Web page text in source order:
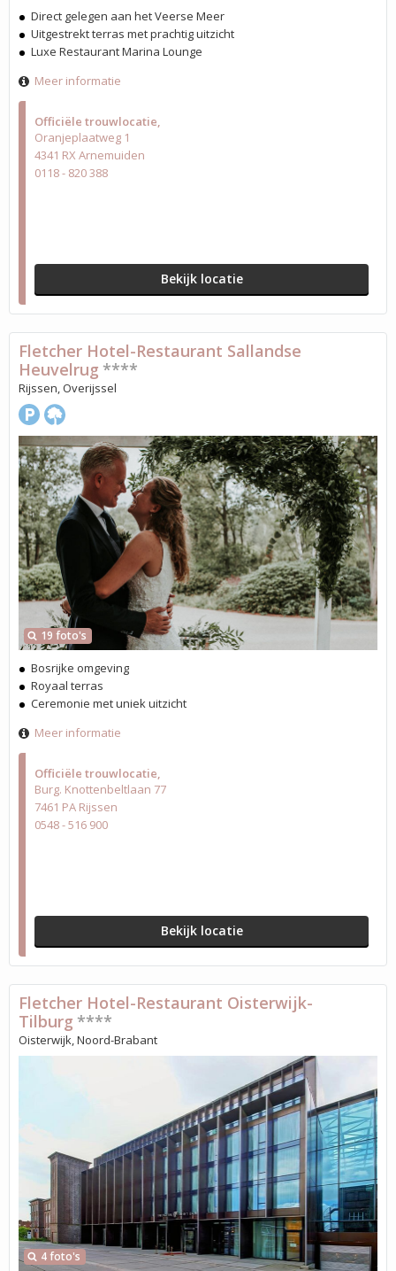
Officiële trouwlocatie
Oranjeplaatweg 1
4341 RX Arnemuiden
0118 - 820 388
Bekijk locatie
Direct gelegen aan het Veerse Meer
Uitgestrekt terras met prachtig uitzicht
Luxe Restaurant Marina Lounge
Meer informatie
Officiële trouwlocatie
Burg. Knottenbeltlaan 77
7461 PA Rijssen
0548 - 516 900
Bekijk locatie
19 foto's
Fletcher Hotel-Restaurant Sallandse
Heuvelrug ****
Rijssen, Overijssel
Bosrijke omgeving
Royaal terras
Ceremonie met uniek uitzicht
Meer informatie
4 foto's
Fletcher Hotel-Restaurant Oisterwijk-
Tilburg ****
Oisterwijk, Noord-Brabant